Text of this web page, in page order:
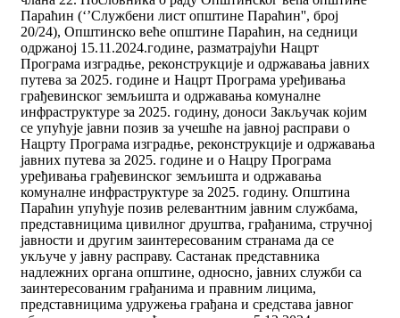
Параћин (‘’Службени лист општине Параћин'', број
20/24), Општинско веће општине Параћин, на седници
одржаној 15.11.2024.године, разматрајући Нацрт
Програма изградње, реконструкције и одржавања јавних
путева за 2025. године и Нацрт Програма уређивања
грађевинског земљишта и одржавања комуналне
инфраструктуре за 2025. годину, доноси Закључак којим
се упућује јавни позив за учешће на јавној расправи о
Нацрту Програма изградње, реконструкције и одржавања
јавних путева за 2025. године и о Нацру Програма
уређивања грађевинског земљишта и одржавања
комуналне инфраструктуре за 2025. годину. Општина
Параћин упућује позив релевантним јавним службама,
представницима цивилног друштва, грађанима, стручној
јавности и другим заинтересованим странама да се
укључе у јавну расправу. Састанак представника
надлежних органа општине, односно, јавних служби са
заинтересованим грађанима и правним лицима,
представницима удружења грађана и средстава јавног